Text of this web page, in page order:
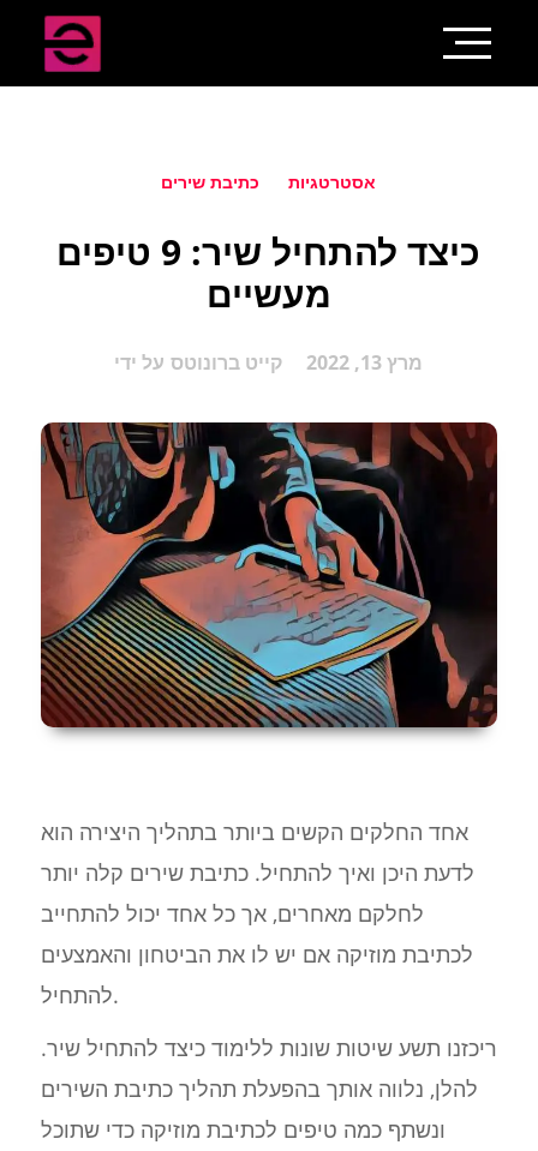
כתיבת שירים אסטרטגיות
כיצד להתחיל שיר: 9 טיפים
מעשיים
על ידי קייט ברונוטס מרץ 13, 2022
אחד החלקים הקשים ביותר בתהליך היצירה הוא
לדעת היכן ואיך להתחיל. כתיבת שירים קלה יותר
לחלקם מאחרים, אך כל אחד יכול להתחייב
לכתיבת מוזיקה אם יש לו את הביטחון והאמצעים
להתחיל.
ריכזנו תשע שיטות שונות ללימוד כיצד להתחיל שיר.
להלן, נלווה אותך בהפעלת תהליך כתיבת השירים
ונשתף כמה טיפים לכתיבת מוזיקה כדי שתוכל